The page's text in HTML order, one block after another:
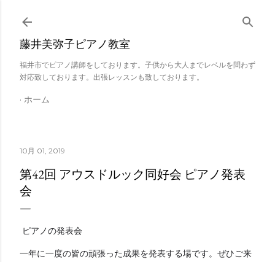
スキップしてメイン コンテンツに移動
藤井美弥子ピアノ教室
福井市でピアノ講師をしております。子供から大人までレベルを問わず
対応致しております。出張レッスンも致しております。
ホーム
10月 01, 2019
第42回 アウスドルック同好会 ピアノ発表
会
ピアノの発表会
一年に一度の皆の頑張った成果を発表する場です。ぜひご来